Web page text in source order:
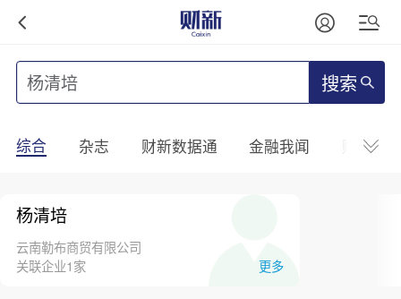
搜索
综合 杂志 财新数据通 金融我闻 财新
杨清培
云南勒布商贸有限公司
关联企业1家
更多